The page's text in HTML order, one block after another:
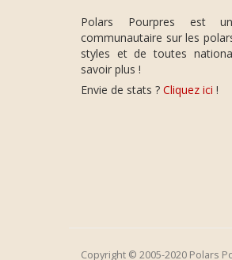
Polars Pourpres est
communautaire sur les
styles et de toutes
savoir plus !
Envie de stats ? Cliquez ici !
Copyright © 2005-2020 Polars